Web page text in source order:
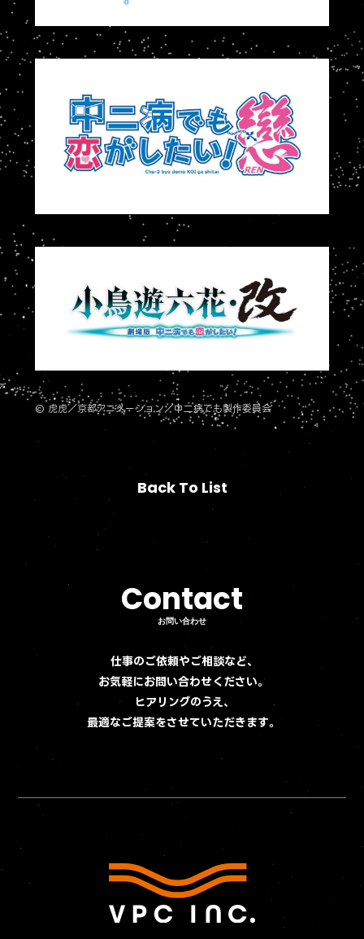
© 虎虎／京都アニメーション／中二病でも製作委員会
Back To List
Back To List
Contact
Contact
お問い合わせ
仕事のご依頼やご相談など、
お気軽にお問い合わせください。
ヒアリングのうえ、
最適なご提案をさせていただきます。